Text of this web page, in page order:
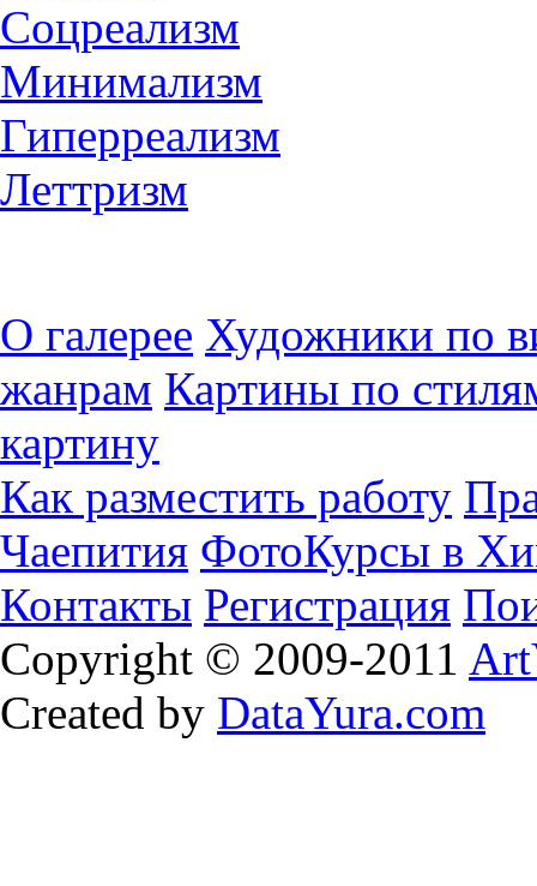
Соцреализм
Минимализм
Гиперреализм
Леттризм
О галерее Художники по
жанрам Картины по
картину
Как разместить работу
Чаепития ФотоКурсы в
Контакты Регистрация
Copyright © 2009-2011
Created by DataYura.com